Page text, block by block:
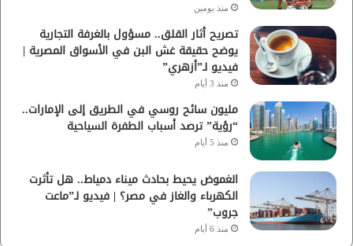
منذ يومين
تصريح أثار القلق.. مسؤول بالغرفة التجارية
يوضح حقيقة غش البن في الأسواق المصرية |
فيديو لـ”أزهري”
منذ 3 أيام
مليون سائح روسي في الطريق إلى الإمارات..
“رؤية” ترصد أسباب الطفرة السياحية
منذ 5 أيام
الغموض يحيط بحادث ميناء دمياط.. هل تأثرت
الكهرباء والغاز في مصر؟ | فيديو لـ”ماعت
جروب”
منذ 6 أيام